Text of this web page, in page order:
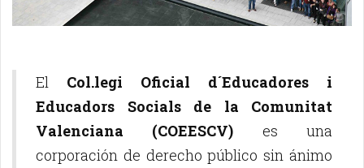
El Col.legi Oficial d´Educadores i
Educadors Socials de la Comunitat
Valenciana (COEESCV) es una
corporación de derecho público sin ánimo